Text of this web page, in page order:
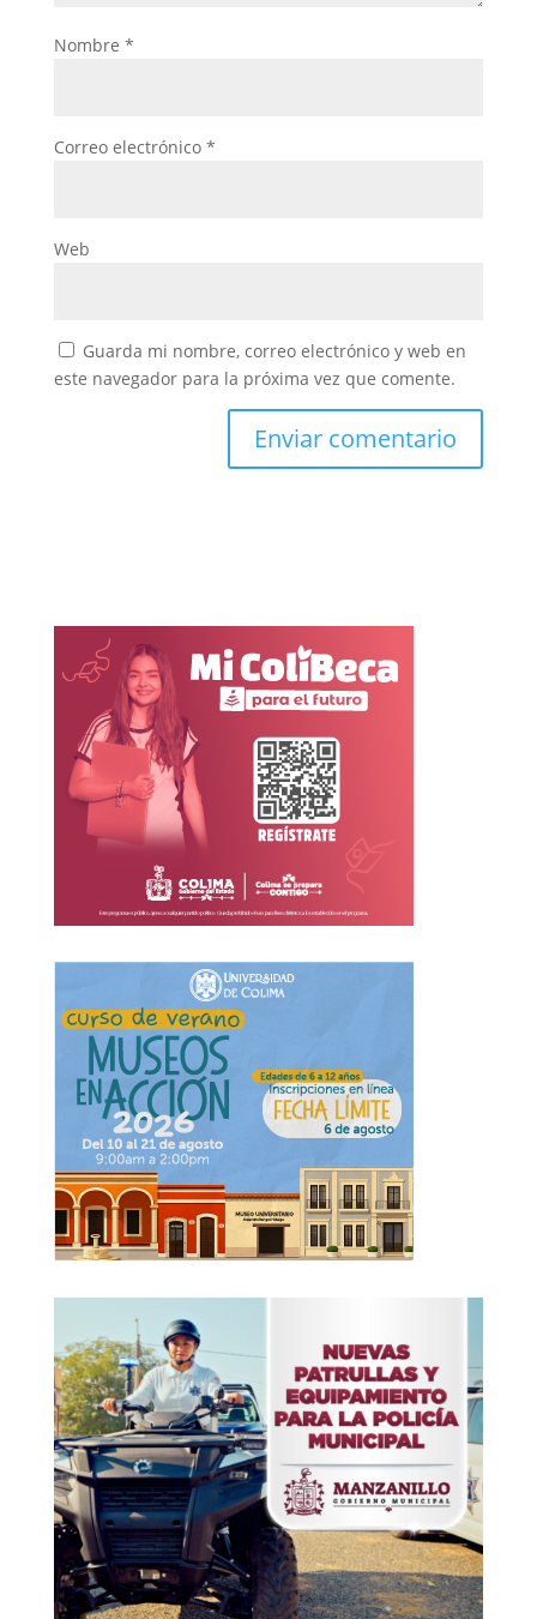
Nombre *
Correo electrónico *
Web
Guarda mi nombre, correo electrónico y web en
este navegador para la próxima vez que comente.